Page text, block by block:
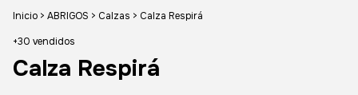
Inicio > ABRIGOS > Calzas > Calza Respirá
+30 vendidos
Calza Respirá